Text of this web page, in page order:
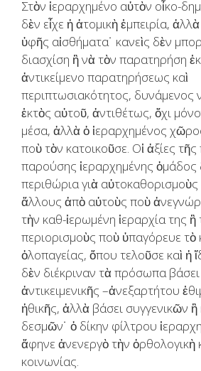
Στὸν ἱεραρχημένο αὐτὸν οἶκο-
δὲν εἶχε ἡ ἀτομικὴ ἐμπειρία,
ὑφῆς αἰσθήματα˙ κανεὶς δὲν
διασχίση ἢ νὰ τὸν παρατηρήση
ἀντικείμενο παρατηρήσεως καὶ
περιπτωσιακότητος, δυνάμενος
ἐκτὸς αὐτοῦ, ἀντιθέτως, ὄχι
μέσα, ἀλλὰ ὁ ἱεραρχημένος
ποὺ τὸν κατοικοῦσε. Οἱ ἀξίες
παρούσης ἱεραρχημένης
περιθώρια γιὰ
ἄλλους ἀπὸ αὐτοὺς ποὺ
τὴν καθ-ἱερωμένη ἱεραρχία της ἢ
περιορισμοὺς ποὺ ὑπαγόρευε
ὁλοπαγείας, ὅπου τελοῦσε καὶ ἡ
δὲν διέκριναν τὰ πρόσωπα
ἀντικειμενικῆς –ἀνεξαρτήτου
ἠθικῆς, ἀλλὰ βάσει συγγενικῶν ἢ
δεσμῶν˙ ὁ δίκην φίλτρου
ἄφηνε ἀνενεργὸ τὴν ὀρθολογικὴ
κοινωνίας.